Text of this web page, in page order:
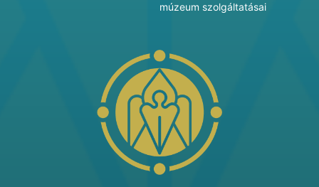
múzeum szolgáltatásai